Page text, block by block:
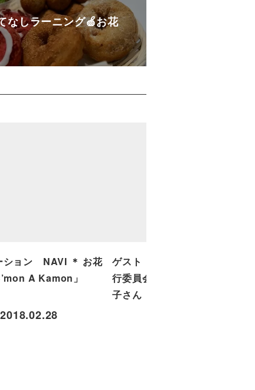
なしラーニング🍏お花
ション NAVI ＊ お花
A Kamon」
2018.02.28
ゲスト：中央区新成人のつどい実
行委員会 成澤由紀さん 松岡信
子さん